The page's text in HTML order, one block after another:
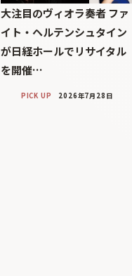
大注目のヴィオラ奏者 ファ
イト・ヘルテンシュタイン
が日経ホールでリサイタル
を開催…
PICK UP 2026年7月28日